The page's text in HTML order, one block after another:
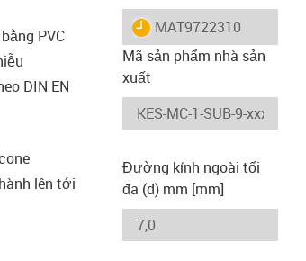
PVC
DIN EN
lên tới
igus-icon-lieferzeit
MAT9722310
Mã sản phẩm nhà sản
xuất
Đường kính ngoài tối
đa (d) mm [mm]